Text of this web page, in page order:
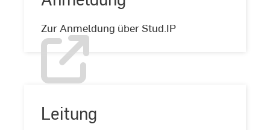
Zur Anmeldung über Stud.IP
Leitung